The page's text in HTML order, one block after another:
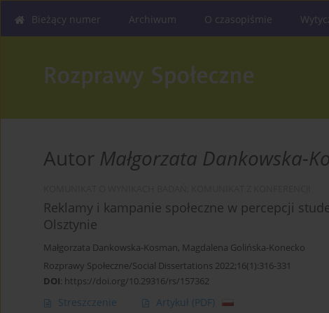
Bieżący numer Archiwum O czasopiśmie
Autor Małgorzata Dankowska-
Reklamy i kampanie społeczne w percepcji
Olsztynie
Małgorzata Dankowska-Kosman, Magdalena Golińska-Konecko
Rozprawy Społeczne/Social Dissertations 2022;16(1):316-331
DOI: https://doi.org/10.29316/rs/157362
Streszczenie Artykuł (PDF)